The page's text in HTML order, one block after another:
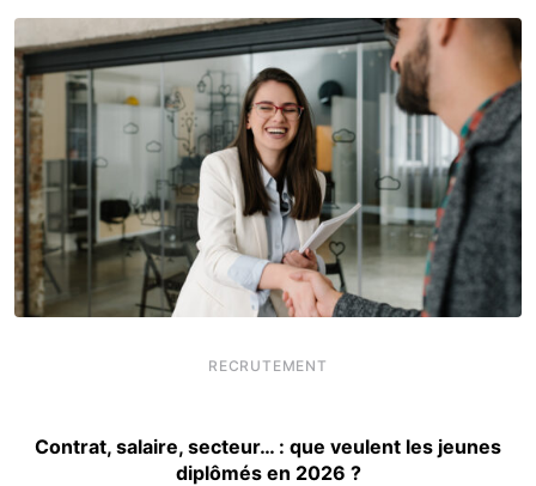
RECRUTEMENT
Contrat, salaire, secteur… : que veulent les jeunes
diplômés en 2026 ?